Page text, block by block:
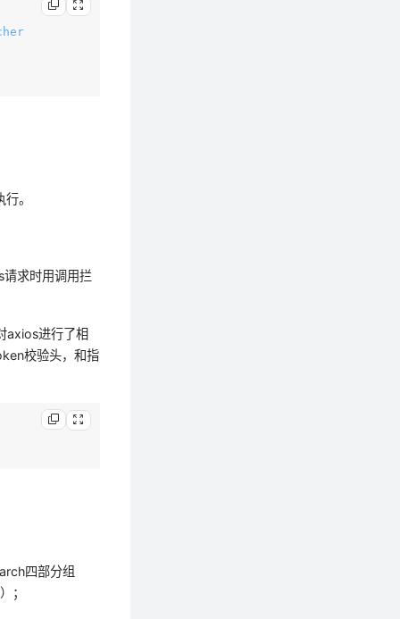
。
求时用调用拦
axios进行了相
校验头，和指
四部分组
；